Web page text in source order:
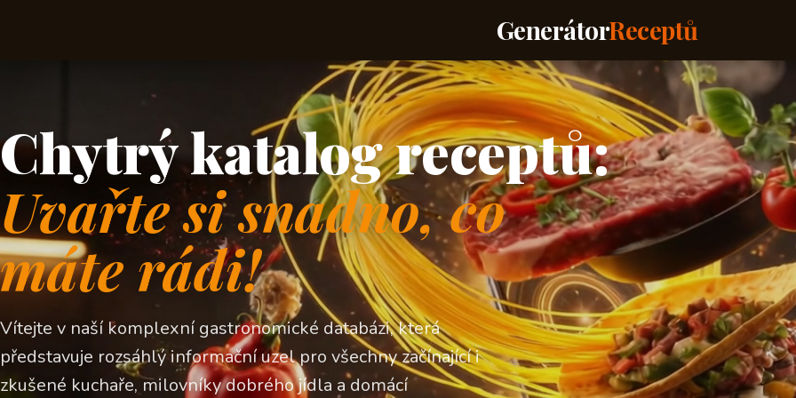
GenerátorReceptů
Chytrý katalog receptů:
Uvařte si snadno, co
máte rádi!
Vítejte v naší komplexní gastronomické databázi, která
představuje rozsáhlý informační uzel pro všechny začínající i
zkušené kuchaře, milovníky dobrého jídla a domácí